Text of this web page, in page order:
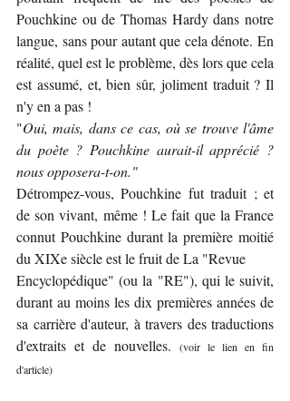
Pouchkine ou de Thomas Hardy dans notre
langue, sans pour autant que cela dénote. En
réalité, quel est le problème, dès lors que cela
est assumé, et, bien sûr, joliment traduit ? Il
n'y en a pas !
"Oui, mais, dans ce cas, où se trouve l'âme
du poète ? Pouchkine aurait-il apprécié ?
nous opposera-t-on."
Détrompez-vous, Pouchkine fut traduit ; et
de son vivant, même ! Le fait que la France
connut Pouchkine durant la première moitié
du XIXe siècle est le fruit de La "Revue
Encyclopédique" (ou la "RE"), qui le suivit,
durant au moins les dix premières années de
sa carrière d'auteur, à travers des traductions
d'extraits et de nouvelles.
(voir le lien en fin
d'article)